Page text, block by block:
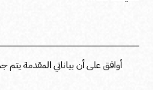
أوافق على أن بياناتي المقدمة يتم